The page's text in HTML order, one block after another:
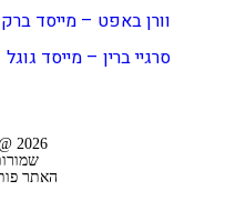
וורן באפט – מייסד
סרגיי ברין – מייסד גוגל
האתר